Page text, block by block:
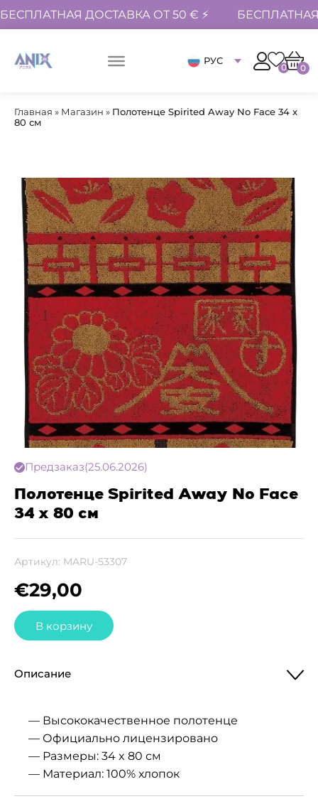
БЕСПЛАТНАЯ ДОСТАВКА ОТ 50 € ⚡
РУС
0 0
Главная » Магазин » Полотенце Spirited Away No Face 34 x
80 см
Предзаказ(25.06.2026)
Полотенце Spirited Away No Face
34 x 80 см
Артикул: MARU-53307
€29,00
В корзину
Описание
— Высококачественное полотенце
— Официально лицензировано
— Размеры: 34 x 80 см
— Материал: 100% хлопок